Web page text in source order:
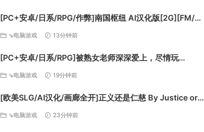
[PC+安卓/日系/RPG/作弊]南国枢纽 AI汉化版[2G][FM/百
度]⇘电脑游戏 13分钟前
[PC+安卓/日系/RPG]被熟女老师深深爱上，尽情玩
cosplay色色的游戏 AI汉化版[300M]
⇘电脑游戏 19分钟前
[欧美SLG/AI汉化/画廊全开]正义还是仁慈 By Justice or
Mercy v24 AI汉化版[PC+安卓/6.18G/更新][FM/百度]
⇘电脑游戏 23分钟前